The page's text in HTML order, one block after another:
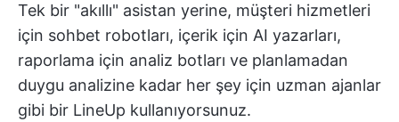
Tek bir "akıllı" asistan yerine, müşteri hizmetleri
için sohbet robotları, içerik için AI yazarları,
raporlama için analiz botları ve planlamadan
duygu analizine kadar her şey için uzman ajanlar
gibi bir LineUp kullanıyorsunuz.